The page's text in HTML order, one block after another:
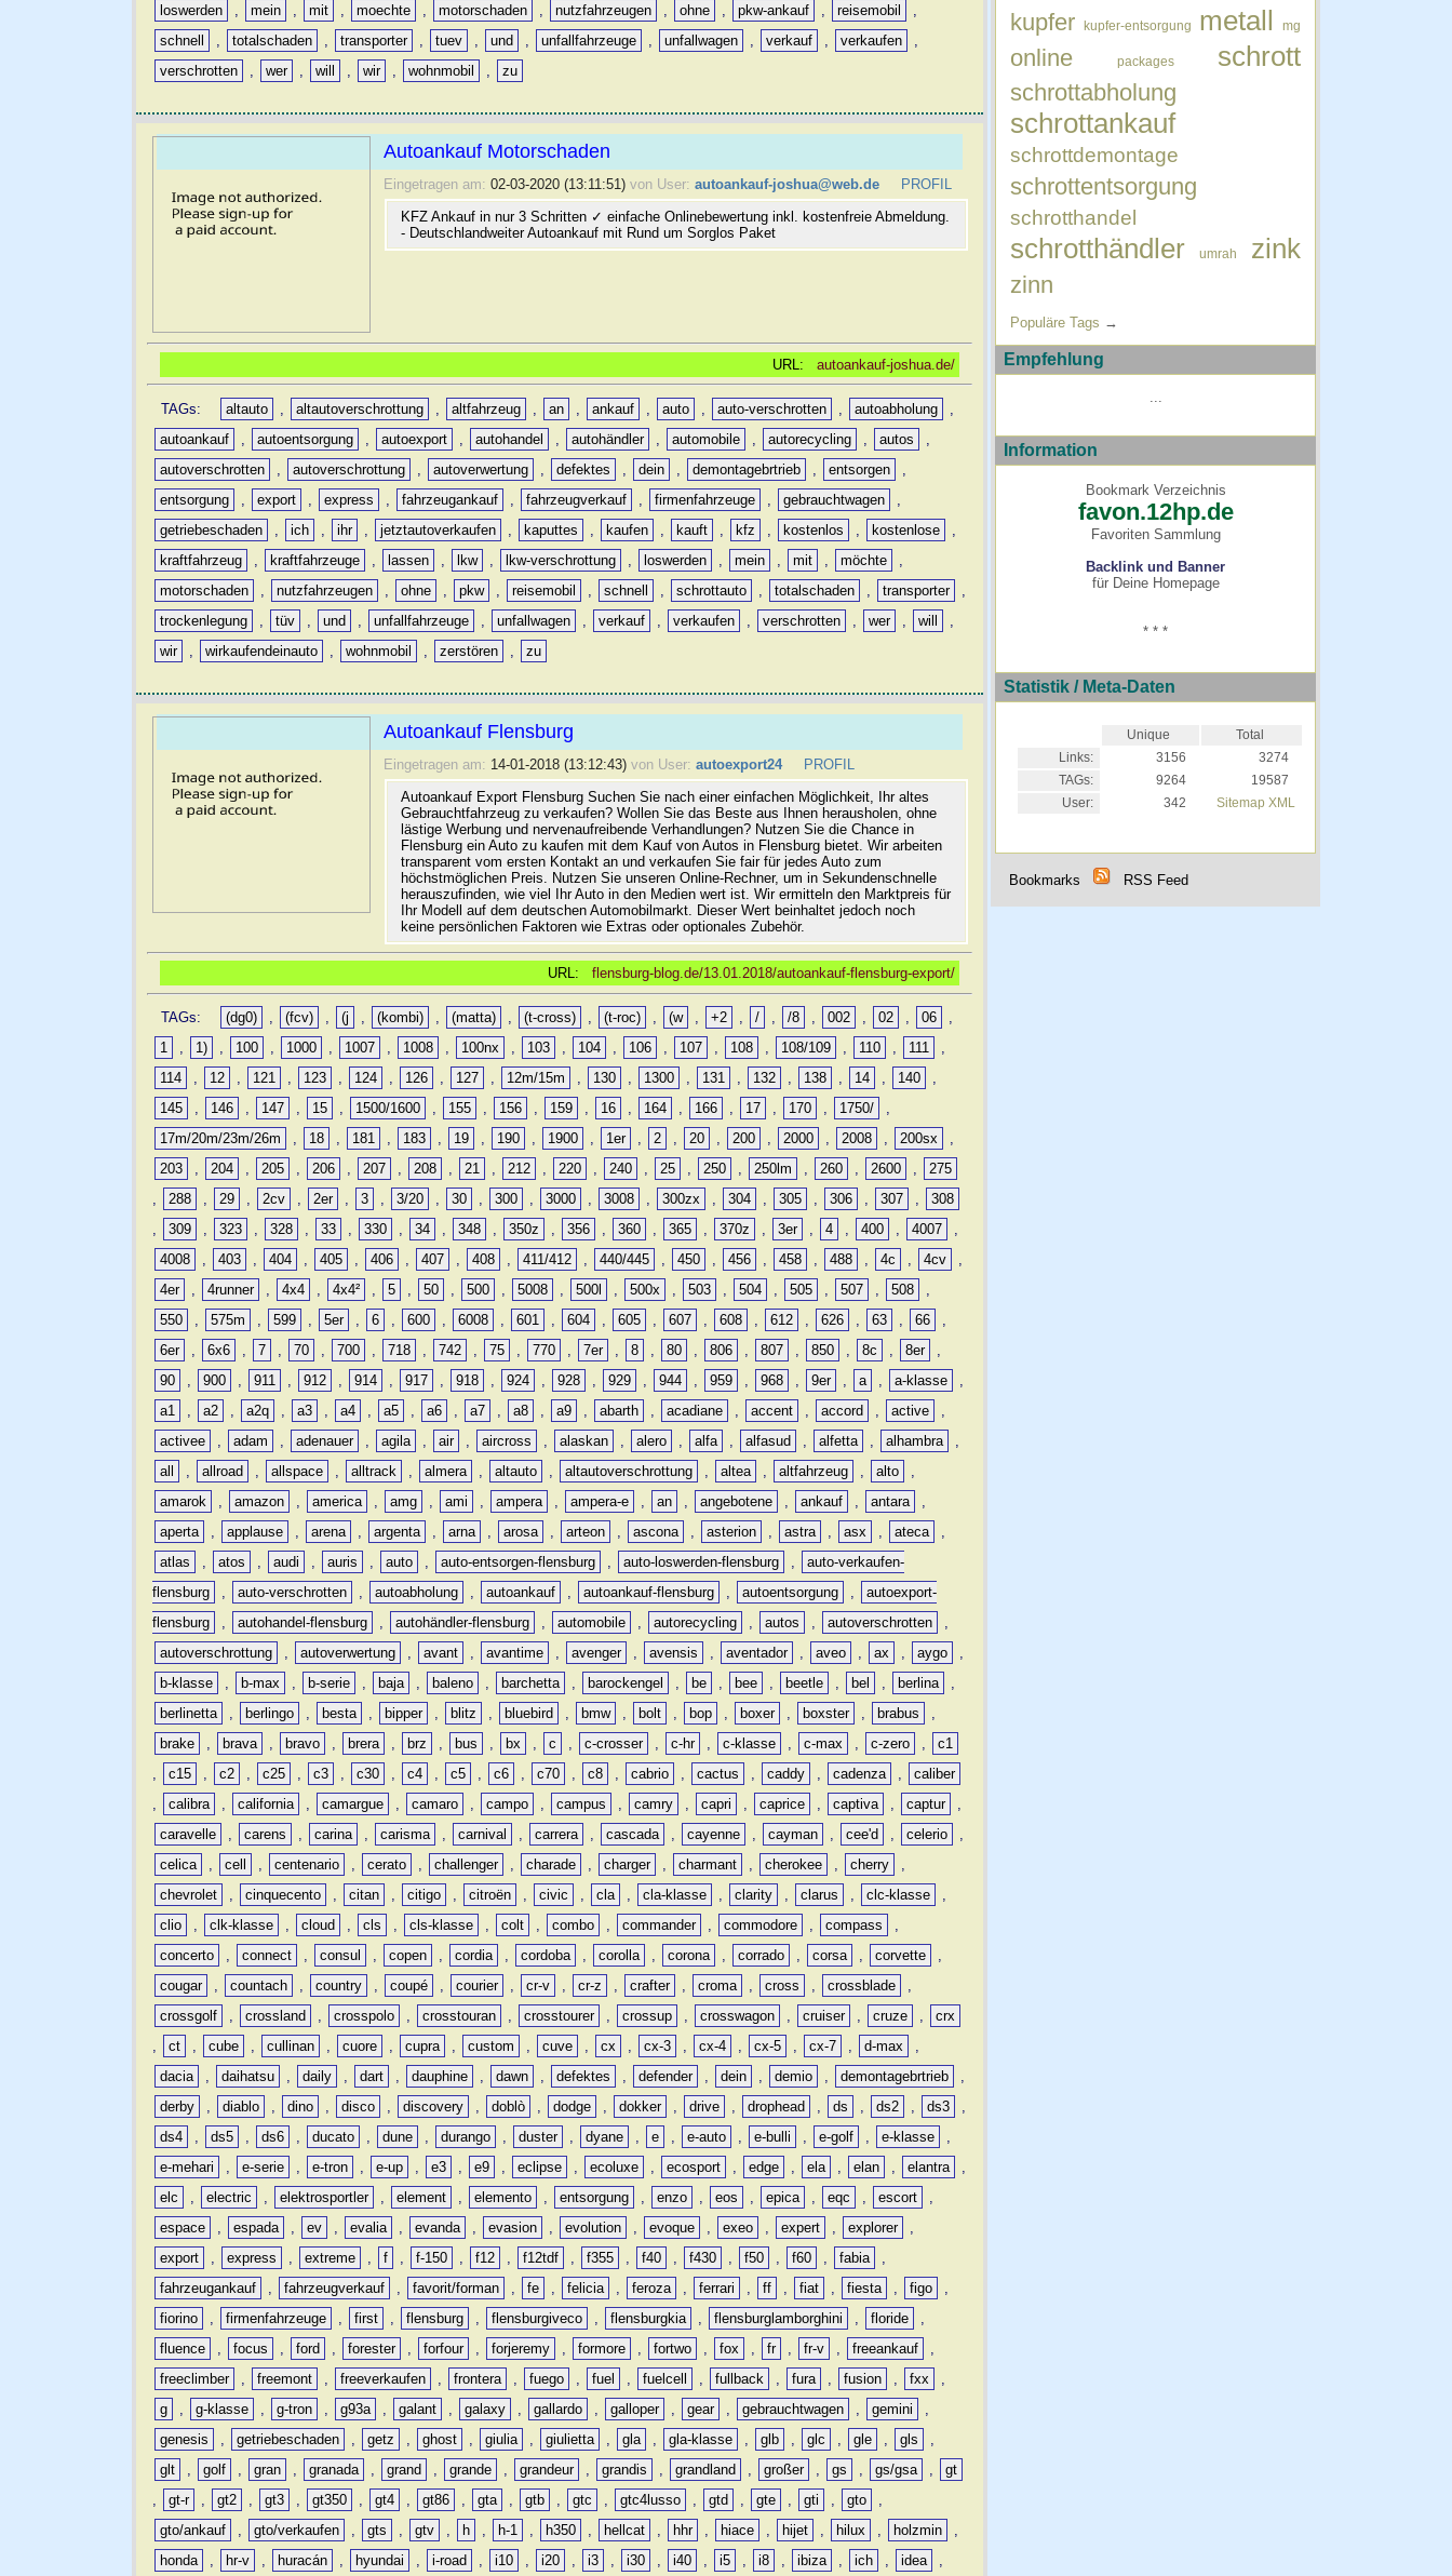
loswerden
mein mit moechte motorschaden nutzfahrzeugen ohne pkw-ankauf reisemobil
schnell
totalschaden transporter tuev und unfallfahrzeuge unfallwagen verkauf verkaufen
verschrotten
wer will wir wohnmobil zu
Autoankauf Motorschaden
Eingetragen am: 02-03-2020 (13:11:51) von User: autoankauf-joshua@web.de
PROFIL
KFZ Ankauf in nur 3 Schritten ✓ einfache Onlinebewertung inkl. kostenfreie Abmeldung.
- Deutschlandweiter Autoankauf mit Rund um Sorglos Paket
URL: autoankauf-joshua.de/
TAGs: altauto altautoverschrottung altfahrzeug an ankauf auto auto-verschrotten autoabholung
autoankauf
autoentsorgung autoexport autohandel autohändler automobile autorecycling autos
autoverschrotten
autoverschrottung autoverwertung defektes dein demontagebrtrieb entsorgen
entsorgung
export express fahrzeugankauf fahrzeugverkauf firmenfahrzeuge gebrauchtwagen
getriebeschaden
ich ihr jetztautoverkaufen kaputtes kaufen kauft kfz kostenlos kostenlose
kraftfahrzeug
kraftfahrzeuge lassen lkw lkw-verschrottung loswerden mein mit möchte
motorschaden
nutzfahrzeugen ohne pkw reisemobil schnell schrottauto totalschaden transporter
trockenlegung
tüv und unfallfahrzeuge unfallwagen verkauf verkaufen verschrotten wer will
wir
wirkaufendeinauto wohnmobil zerstören zu
Autoankauf Flensburg
Eingetragen am: 14-01-2018 (13:12:43) von User: autoexport24
PROFIL
Autoankauf Export Flensburg Suchen Sie nach einer einfachen Möglichkeit, Ihr altes
Gebrauchtfahrzeug zu verkaufen? Wollen Sie das Beste aus Ihnen herausholen, ohne
lästige Werbung und nervenaufreibende Verhandlungen? Nutzen Sie die Chance in
Flensburg ein Auto zu kaufen mit dem Kauf von Autos in Flensburg bietet. Wir arbeiten
transparent vom ersten Kontakt an und verkaufen Sie fair für jedes Auto zum
höchstmöglichen Preis. Nutzen Sie unseren Online-Rechner, um in Sekundenschnelle
herauszufinden, wie viel Ihr Auto in den Medien wert ist. Wir ermitteln den Marktpreis für
Ihr Modell auf dem deutschen Automobilmarkt. Dieser Wert beinhaltet jedoch noch
keine persönlichen Faktoren wie Extras oder optionales Zubehör.
URL: flensburg-blog.de/13.01.2018/autoankauf-flensburg-export/
TAGs: (dg0) , (fcv) , (j , (kombi) , (matta) , (t-cross) , (t-roc) , (w , +2 , / , /8 , 002 , 02 , 06
,
1
, 1) , 100 , 1000 , 1007 , 1008 , 100nx , 103 , 104 , 106 , 107 , 108 , 108/109 , 110 , 111
,
114
, 12 , 121 , 123 , 124 , 126 , 127 , 12m/15m , 130 , 1300 , 131 , 132 , 138 , 14 , 140
,
145
, 146 , 147 , 15 , 1500/1600 , 155 , 156 , 159 , 16 , 164 , 166 , 17 , 170 , 1750/
,
17m/20m/23m/26m
, 18 , 181 , 183 , 19 , 190 , 1900 , 1er , 2 , 20 , 200 , 2000 , 2008 , 200sx
,
203
, 204 , 205 , 206 , 207 , 208 , 21 , 212 , 220 , 240 , 25 , 250 , 250lm , 260 , 2600 ,
275
,
288 , 29 , 2cv , 2er , 3 , 3/20 , 30 , 300 , 3000 , 3008 , 300zx , 304 , 305 , 306 , 307 ,
308
,
309 , 323 , 328 , 33 , 330 , 34 , 348 , 350z , 356 , 360 , 365 , 370z , 3er , 4 , 400 , 4007
,
4008
, 403 , 404 , 405 , 406 , 407 , 408 , 411/412 , 440/445 , 450 , 456 , 458 , 488 , 4c , 4cv
,
4er
, 4runner , 4x4 , 4x4² , 5 , 50 , 500 , 5008 , 500l , 500x , 503 , 504 , 505 , 507 , 508
,
550
, 575m , 599 , 5er , 6 , 600 , 6008 , 601 , 604 , 605 , 607 , 608 , 612 , 626 , 63 , 66
,
6er
, 6x6 , 7 , 70 , 700 , 718 , 742 , 75 , 770 , 7er , 8 , 80 , 806 , 807 , 850 , 8c , 8er
,
90
, 900 , 911 , 912 , 914 , 917 , 918 , 924 , 928 , 929 , 944 , 959 , 968 , 9er , a , a-klasse
,
a1
, a2 , a2q , a3 , a4 , a5 , a6 , a7 , a8 , a9 , abarth , acadiane , accent , accord , active
,
activee
, adam , adenauer , agila , air , aircross , alaskan , alero , alfa , alfasud , alfetta , alhambra
,
all
, allroad , allspace , alltrack , almera , altauto , altautoverschrottung , altea , altfahrzeug , alto
,
amarok
, amazon , america , amg , ami , ampera , ampera-e , an , angebotene , ankauf , antara
,
aperta
, applause , arena , argenta , arna , arosa , arteon , ascona , asterion , astra , asx , ateca
,
atlas
, atos , audi , auris , auto , auto-entsorgen-flensburg , auto-loswerden-flensburg ,
auto-verkaufen-
flensburg
, auto-verschrotten , autoabholung , autoankauf , autoankauf-flensburg , autoentsorgung ,
autoexport-
flensburg
, autohandel-flensburg , autohändler-flensburg , automobile , autorecycling , autos , autoverschrotten
,
autoverschrottung
, autoverwertung , avant , avantime , avenger , avensis , aventador , aveo , ax , aygo
,
b-klasse
, b-max , b-serie , baja , baleno , barchetta , barockengel , be , bee , beetle , bel , berlina
,
berlinetta
, berlingo , besta , bipper , blitz , bluebird , bmw , bolt , bop , boxer , boxster , brabus
,
brake
, brava , bravo , brera , brz , bus , bx , c , c-crosser , c-hr , c-klasse , c-max , c-zero ,
c1
,
c15 , c2 , c25 , c3 , c30 , c4 , c5 , c6 , c70 , c8 , cabrio , cactus , caddy , cadenza ,
caliber
,
calibra , california , camargue , camaro , campo , campus , camry , capri , caprice , captiva , captur
,
caravelle
, carens , carina , carisma , carnival , carrera , cascada , cayenne , cayman , cee'd , celerio
,
celica
, cell , centenario , cerato , challenger , charade , charger , charmant , cherokee , cherry
,
chevrolet
, cinquecento , citan , citigo , citroën , civic , cla , cla-klasse , clarity , clarus , clc-klasse
,
clio
, clk-klasse , cloud , cls , cls-klasse , colt , combo , commander , commodore , compass
,
concerto
, connect , consul , copen , cordia , cordoba , corolla , corona , corrado , corsa , corvette
,
cougar
, countach , country , coupé , courier , cr-v , cr-z , crafter , croma , cross , crossblade
,
crossgolf
, crossland , crosspolo , crosstouran , crosstourer , crossup , crosswagon , cruiser , cruze ,
crx
,
ct , cube , cullinan , cuore , cupra , custom , cuve , cx , cx-3 , cx-4 , cx-5 , cx-7 , d-max
,
dacia
, daihatsu , daily , dart , dauphine , dawn , defektes , defender , dein , demio , demontagebrtrieb
,
derby
, diablo , dino , disco , discovery , doblò , dodge , dokker , drive , drophead , ds , ds2 , ds3
,
ds4
, ds5 , ds6 , ducato , dune , durango , duster , dyane , e , e-auto , e-bulli , e-golf , e-klasse
,
e-mehari
, e-serie , e-tron , e-up , e3 , e9 , eclipse , ecoluxe , ecosport , edge , ela , elan , elantra
,
elc
, electric , elektrosportler , element , elemento , entsorgung , enzo , eos , epica , eqc , escort
,
espace
, espada , ev , evalia , evanda , evasion , evolution , evoque , exeo , expert , explorer
,
export
, express , extreme , f , f-150 , f12 , f12tdf , f355 , f40 , f430 , f50 , f60 , fabia
,
fahrzeugankauf
, fahrzeugverkauf , favorit/forman , fe , felicia , feroza , ferrari , ff , fiat , fiesta , figo
,
fiorino
, firmenfahrzeuge , first , flensburg , flensburgiveco , flensburgkia , flensburglamborghini , floride
,
fluence
, focus , ford , forester , forfour , forjeremy , formore , fortwo , fox , fr , fr-v , freeankauf
,
freeclimber
, freemont , freeverkaufen , frontera , fuego , fuel , fuelcell , fullback , fura , fusion , fxx
,
g
, g-klasse , g-tron , g93a , galant , galaxy , gallardo , galloper , gear , gebrauchtwagen , gemini
,
genesis
, getriebeschaden , getz , ghost , giulia , giulietta , gla , gla-klasse , glb , glc , gle , gls
,
glt
, golf , gran , granada , grand , grande , grandeur , grandis , grandland , großer , gs , gs/gsa ,
gt
,
gt-r , gt2 , gt3 , gt350 , gt4 , gt86 , gta , gtb , gtc , gtc4lusso , gtd , gte , gti , gto
,
gto/ankauf
, gto/verkaufen , gts , gtv , h , h-1 , h350 , hellcat , hhr , hiace , hijet , hilux , holzmin
,
honda
, hr-v , huracán , hyundai , i-road , i10 , i20 , i3 , i30 , i40 , i5 , i8 , ibiza , ich , idea ,
kupfer kupfer-entsorgung metall mg
online packages schrott
schrottabholung
schrottankauf
schrottdemontage
schrottentsorgung
schrotthandel
schrotthändler umrah zink
zinn
Populäre Tags →
Empfehlung
Information
Bookmark Verzeichnis
favon.12hp.de
Favoriten Sammlung
Backlink und Banner
für Deine Homepage
* * *
Statistik / Meta-Daten
Unique
Total
Links:
3156
3274
TAGs:
9264
19587
User:
342 Sitemap XML
Bookmarks RSS Feed